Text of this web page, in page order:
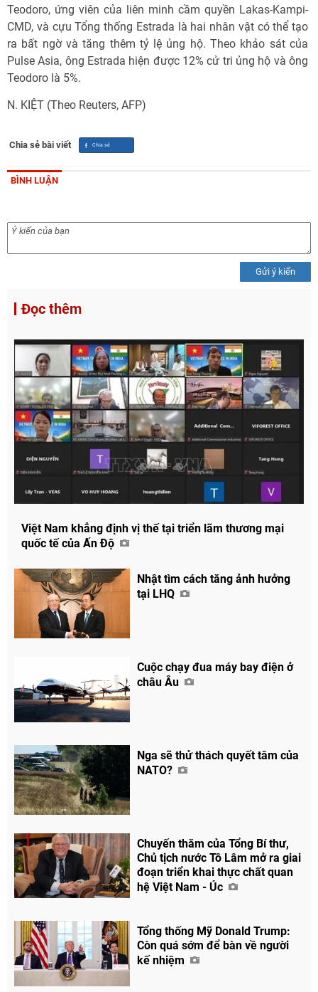
Teodoro, ứng viên của liên minh cầm quyền Lakas-Kampi-
CMD, và cựu Tổng thống Estrada là hai nhân vật có thể tạo
ra bất ngờ và tăng thêm tỷ lệ ủng hộ. Theo khảo sát của
Pulse Asia, ông Estrada hiện được 12% cử tri ủng hộ và ông
Teodoro là 5%.
N. KIỆT (Theo Reuters, AFP)
Chia sẻ bài viết
BÌNH LUẬN
Gửi ý kiến
Đọc thêm
Việt Nam khẳng định vị thế tại triển lãm thương mại
quốc tế của Ấn Độ
Nhật tìm cách tăng ảnh hưởng
tại LHQ
Cuộc chạy đua máy bay điện ở
châu Âu
Nga sẽ thử thách quyết tâm của
NATO?
Chuyến thăm của Tổng Bí thư,
Chủ tịch nước Tô Lâm mở ra giai
đoạn triển khai thực chất quan
hệ Việt Nam - Úc
Tổng thống Mỹ Donald Trump:
Còn quá sớm để bàn về người
kế nhiệm